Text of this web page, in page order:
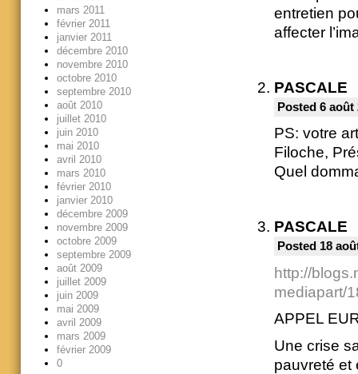
entretien
affecter
PASCALE
Posted 6 août
PS: votre
Filoche,
Quel
PASCALE
Posted 18
http://
mediapart/
APPEL
Une crise
pauvreté et
mars 2011
février 2011
janvier 2011
décembre 2010
novembre 2010
octobre 2010
septembre 2010
août 2010
juillet 2010
juin 2010
mai 2010
avril 2010
mars 2010
février 2010
janvier 2010
décembre 2009
novembre 2009
octobre 2009
septembre 2009
août 2009
juillet 2009
juin 2009
mai 2009
avril 2009
mars 2009
février 2009
0